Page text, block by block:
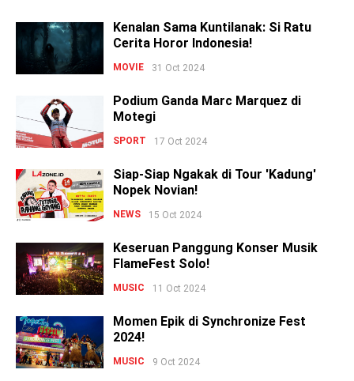
Kenalan Sama Kuntilanak: Si Ratu
Cerita Horor Indonesia!
MOVIE 31 Oct 2024
Podium Ganda Marc Marquez di
Motegi
SPORT 17 Oct 2024
Siap-Siap Ngakak di Tour 'Kadung'
Nopek Novian!
NEWS 15 Oct 2024
Keseruan Panggung Konser Musik
FlameFest Solo!
MUSIC 11 Oct 2024
Momen Epik di Synchronize Fest
2024!
MUSIC 9 Oct 2024